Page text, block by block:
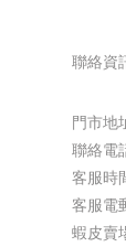
聯絡資
門市地
聯絡電
客服時
客服電
蝦皮賣